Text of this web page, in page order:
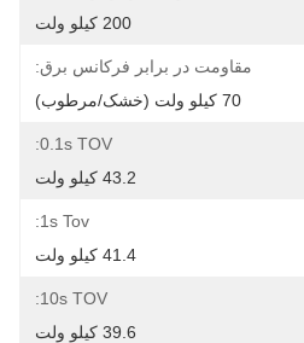
200 کیلو ولت
مقاومت در برابر فرکانس برق:
70 کیلو ولت (خشک/مرطوب)
0.1s TOV:
43.2 کیلو ولت
1s Tov:
41.4 کیلو ولت
10s TOV:
39.6 کیلو ولت